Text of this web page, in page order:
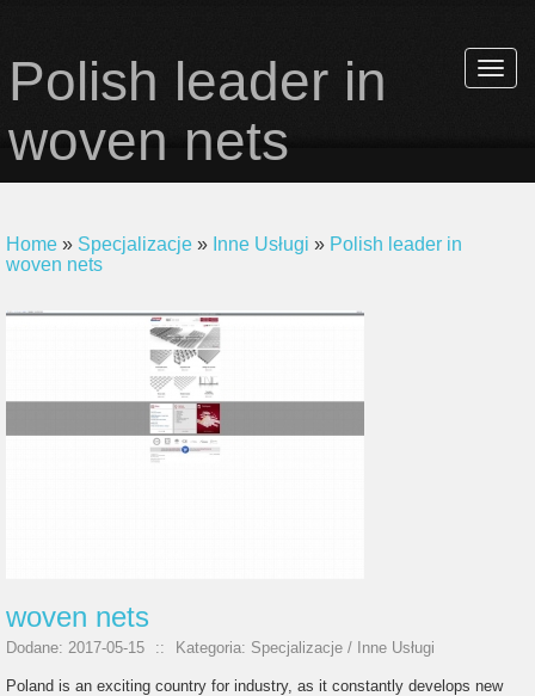
Polish leader in
woven nets
Home » Specjalizacje » Inne Usługi » Polish leader in
woven nets
woven nets
Dodane: 2017-05-15 :: Kategoria: Specjalizacje / Inne Usługi
Poland is an exciting country for industry, as it constantly develops new